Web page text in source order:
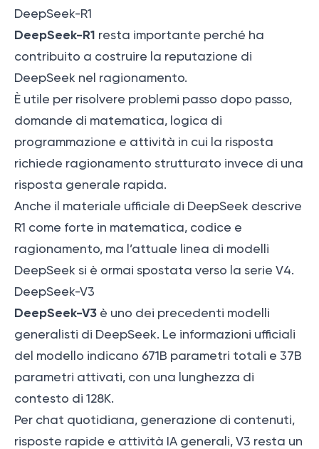
DeepSeek-R1
DeepSeek-R1 resta importante perché ha
contribuito a costruire la reputazione di
DeepSeek nel ragionamento.
È utile per risolvere problemi passo dopo passo,
domande di matematica, logica di
programmazione e attività in cui la risposta
richiede ragionamento strutturato invece di una
risposta generale rapida.
Anche il materiale ufficiale di DeepSeek descrive
R1 come forte in matematica, codice e
ragionamento, ma l’attuale linea di modelli
DeepSeek si è ormai spostata verso la serie V4.
DeepSeek-V3
DeepSeek-V3 è uno dei precedenti modelli
generalisti di DeepSeek. Le informazioni ufficiali
del modello indicano 671B parametri totali e 37B
parametri attivati, con una lunghezza di
contesto di 128K.
Per chat quotidiana, generazione di contenuti,
risposte rapide e attività IA generali, V3 resta un